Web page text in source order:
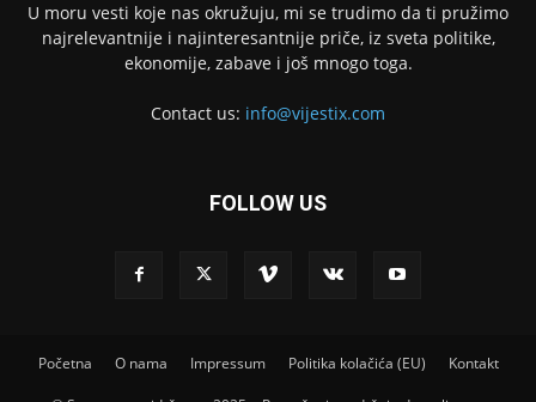
U moru vesti koje nas okružuju, mi se trudimo da ti pružimo
najrelevantnije i najinteresantnije priče, iz sveta politike,
ekonomije, zabave i još mnogo toga.
Contact us: info@vijestix.com
FOLLOW US
Početna O nama Impressum Politika kolačića (EU) Kontakt